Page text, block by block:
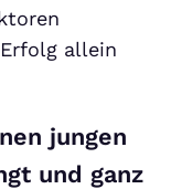
allein
jungen
und ganz